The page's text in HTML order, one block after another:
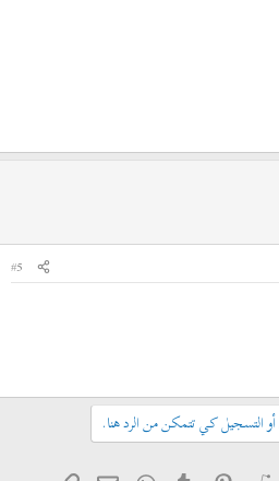
#5
التسجيل كي تتمكن من الرد هنا.